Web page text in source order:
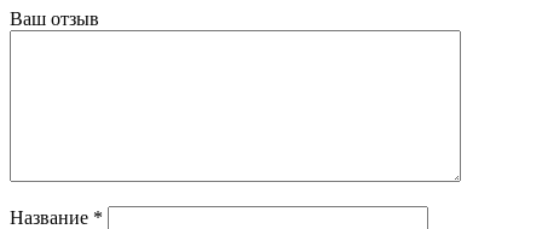
Ваш отзыв
Название *